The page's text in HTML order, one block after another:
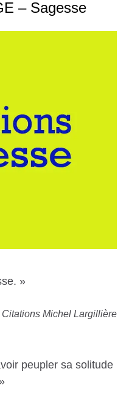
– Sagesse
»
Citations Michel Largillière
peupler sa solitude